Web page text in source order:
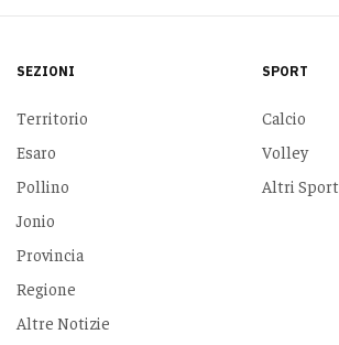
SEZIONI
Territorio
Esaro
Pollino
Jonio
Provincia
Regione
Altre Notizie
SPORT
Calcio
Volley
Altri Sport